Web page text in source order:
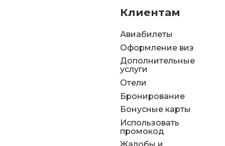
Клиентам
Авиабилеты
Оформление виз
Дополнительные
услуги
Отели
Бронирование
Бонусные карты
Использовать
промокод